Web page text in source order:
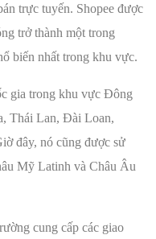
trực tuyến. Shopee được
trở thành một trong
biến nhất trong khu vực.
gia trong khu vực Đông
Thái Lan, Đài Loan,
đây, nó cũng được sử
Mỹ Latinh và Châu Âu
cung cấp các giao